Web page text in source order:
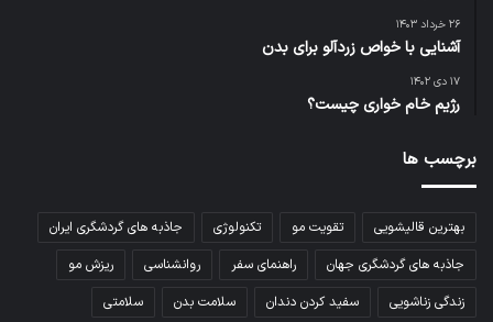
۲۶ خرداد ۱۴۰۳
آشنایی با خواص زردآلو برای بدن
۱۷ دی ۱۴۰۲
رژیم خام خواری چیست؟
برچسب ها
بهترین قالیشویی تقویت مو تکنولوژی
جاذبه های گردشگری ایران
جاذبه های گردشگری جهان
راهنمای سفر روانشناسی
ریزش مو
زندگی زناشویی
سفید کردن دندان سلامت بدن
سلامتی